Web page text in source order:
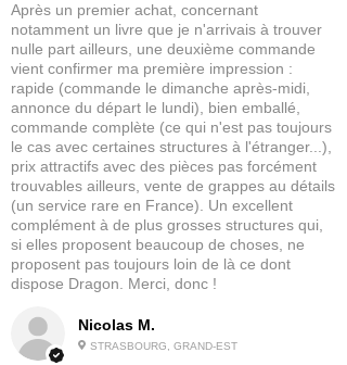
Nicolas M.
STRASBOURG, GRAND-EST
Après un premier achat, concernant
notamment un livre que je n'arrivais à trouver
nulle part ailleurs, une deuxième commande
vient confirmer ma première impression :
rapide (commande le dimanche après-midi,
annonce du départ le lundi), bien emballé,
commande complète (ce qui n'est pas toujours
le cas avec certaines structures à l'étranger...),
prix attractifs avec des pièces pas forcément
trouvables ailleurs, vente de grappes au détails
(un service rare en France). Un excellent
complément à de plus grosses structures qui,
si elles proposent beaucoup de choses, ne
proposent pas toujours loin de là ce dont
dispose Dragon. Merci, donc !